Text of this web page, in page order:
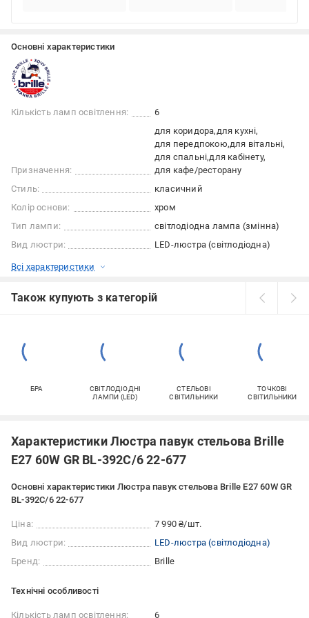
Основні характеристики
Кількість ламп освітлення: 6
Призначення:
для коридора для кухні
для передпокою для вітальні
для спальні для кабінету
для кафе/ресторану
Стиль:
класичний
Колір основи:
хром
Тип лампи:
світлодіодна лампа (змінна)
Вид люстри:
LED-люстра (світлодіодна)
Всі характеристики
Також купують з категорій
БРА
СВІТЛОДІОДНІ
ЛАМПИ (LED)
СТЕЛЬОВІ
СВІТИЛЬНИКИ
ТОЧКОВІ
СВІТИЛЬНИКИ
Характеристики Люстра павук стельова Brille
E27 60W GR BL-392C/6 22-677
Основні характеристики Люстра павук стельова Brille E27 60W GR
BL-392C/6 22-677
Ціна:
7 990 ₴/шт.
Вид люстри:
LED-люстра (світлодіодна)
Бренд:
Brille
Технічні особливості
Кількість ламп освітлення: 6